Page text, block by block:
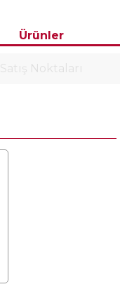
Ürünler
Satış Noktaları